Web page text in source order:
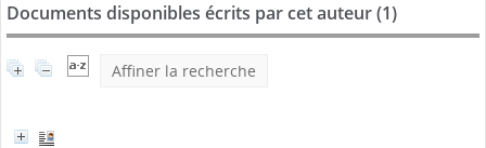
Documents disponibles écrits par cet auteur (1)
Affiner la recherche